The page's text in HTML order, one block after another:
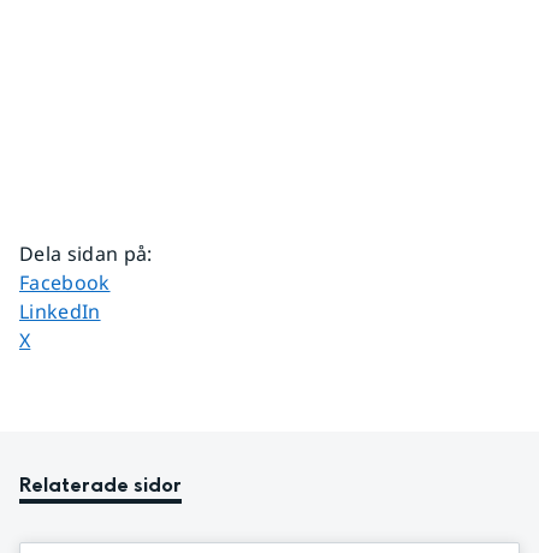
Dela sidan på:
Dela sidan på
Facebook
Dela sidan på
LinkedIn
Dela sidan på
X
Relaterade sidor